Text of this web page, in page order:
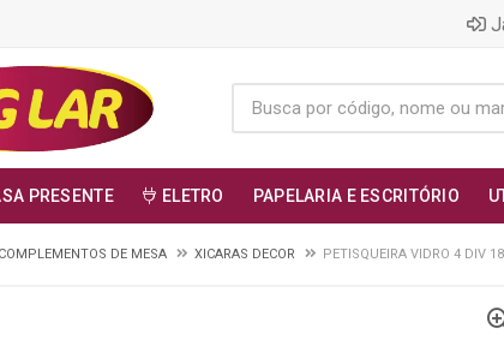
PRESENTE ELETRO PAPELARIA E ESCRITÓRIO
COMPLEMENTOS DE MESA XICARAS DECOR PETISQUEIRA VIDRO 4 DIV